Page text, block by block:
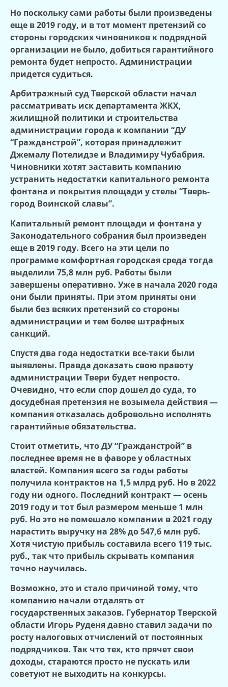
Но поскольку сами работы были произведены
еще в 2019 году, и в тот момент претензий со
стороны городских чиновников к подрядной
организации не было, добиться гарантийного
ремонта будет непросто. Администрации
придется судиться.
Арбитражный суд Тверской области начал
рассматривать иск департамента ЖКХ,
жилищной политики и строительства
администрации города к компании “ДУ
“Гражданстрой”, которая принадлежит
Джемалу Потелидзе и Владимиру Чубабрия.
Чиновники хотят заставить компанию
устранить недостатки капитального ремонта
фонтана и покрытия площади у стелы “Тверь-
город Воинской славы”.
Капитальный ремонт площади и фонтана у
Законодательного собрания был произведен
еще в 2019 году. Всего на эти цели по
программе комфортная городская среда тогда
выделили 75,8 млн руб. Работы были
завершены оперативно. Уже в начала 2020 года
они были приняты. При этом приняты они
были без всяких претензий со стороны
администрации и тем более штрафных
санкций.
Спустя два года недостатки все-таки были
выявлены. Правда доказать свою правоту
администрации Твери будет непросто.
Очевидно, что если спор дошел до суда, то
досудебная претензия не возымела действия —
компания отказалась добровольно исполнять
гарантийные обязательства.
Стоит отметить, что ДУ “Гражданстрой” в
последнее время не в фаворе у областных
властей. Компания всего за годы работы
получила контрактов на 1,5 млрд руб. Но в 2022
году ни одного. Последний контракт — осень
2019 году и тот был размером меньше 1 млн
руб. Но это не помешало компании в 2021 году
нарастить выручку на 28% до 547,6 млн руб.
Хотя чистую прибыль составила всего 119 тыс.
руб., так что прибыль скрывать компания
точно научилась.
Возможно, это и стало причиной тому, что
компанию начали отдалять от
государственных заказов. Губернатор Тверской
области Игорь Руденя давно ставил задачи по
росту налоговых отчислений от постоянных
подрядчиков. Так что тех, кто прячет свои
доходы, стараются просто не пускать или
советуют не выходить на конкурсы.